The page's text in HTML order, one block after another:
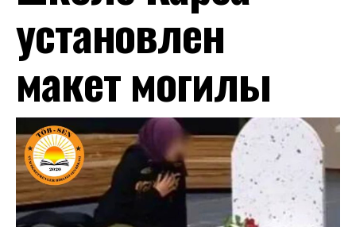
установлен
макет могилы